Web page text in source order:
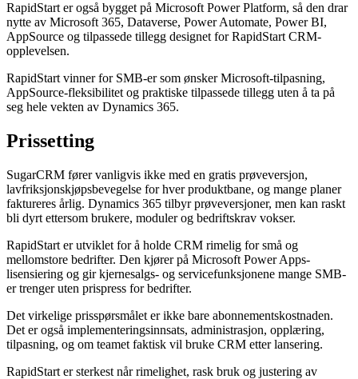
RapidStart er også bygget på Microsoft Power Platform, så den drar
nytte av Microsoft 365, Dataverse, Power Automate, Power BI,
AppSource og tilpassede tillegg designet for RapidStart CRM-
opplevelsen.
RapidStart vinner for SMB-er som ønsker Microsoft-tilpasning,
AppSource-fleksibilitet og praktiske tilpassede tillegg uten å ta på
seg hele vekten av Dynamics 365.
Prissetting
SugarCRM fører vanligvis ikke med en gratis prøveversjon,
lavfriksjonskjøpsbevegelse for hver produktbane, og mange planer
faktureres årlig. Dynamics 365 tilbyr prøveversjoner, men kan raskt
bli dyrt ettersom brukere, moduler og bedriftskrav vokser.
RapidStart er utviklet for å holde CRM rimelig for små og
mellomstore bedrifter. Den kjører på Microsoft Power Apps-
lisensiering og gir kjernesalgs- og servicefunksjonene mange SMB-
er trenger uten prispress for bedrifter.
Det virkelige prisspørsmålet er ikke bare abonnementskostnaden.
Det er også implementeringsinnsats, administrasjon, opplæring,
tilpasning, og om teamet faktisk vil bruke CRM etter lansering.
RapidStart er sterkest når rimelighet, rask bruk og justering av